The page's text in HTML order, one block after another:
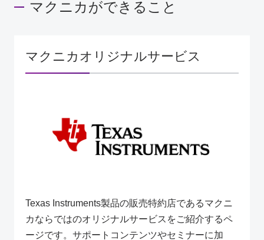
マクニカができること
マクニカオリジナルサービス
Texas Instruments製品の販売特約店であるマクニ
カならではのオリジナルサービスをご紹介するペ
ージです。サポートコンテンツやセミナーに加